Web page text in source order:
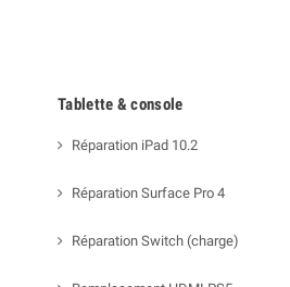
Tablette & console
Réparation iPad 10.2
Réparation Surface Pro 4
Réparation Switch (charge)